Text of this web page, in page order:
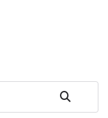
Rechercher